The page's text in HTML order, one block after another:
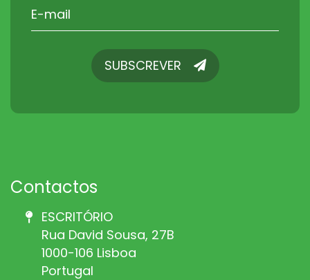
SUBSCREVERSUBSCREVER
Contactos
ESCRITÓRIO
Rua David Sousa, 27B
1000-106 Lisboa
Portugal